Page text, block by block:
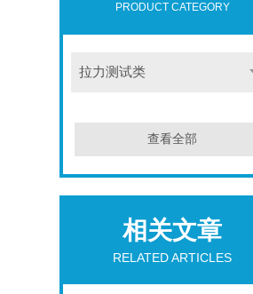
PRODUCT CATEGORY
拉力测试类
查看全部
相关文章
RELATED ARTICLES